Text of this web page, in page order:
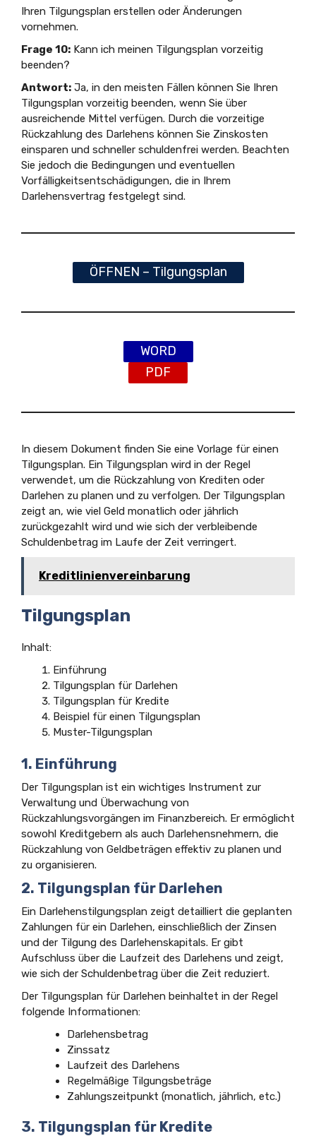
Ihren Tilgungsplan erstellen oder Änderungen
vornehmen.
Frage 10: Kann ich meinen Tilgungsplan vorzeitig
beenden?
Antwort: Ja, in den meisten Fällen können Sie Ihren
Tilgungsplan vorzeitig beenden, wenn Sie über
ausreichende Mittel verfügen. Durch die vorzeitige
Rückzahlung des Darlehens können Sie Zinskosten
einsparen und schneller schuldenfrei werden. Beachten
Sie jedoch die Bedingungen und eventuellen
Vorfälligkeitsentschädigungen, die in Ihrem
Darlehensvertrag festgelegt sind.
ÖFFNEN – Tilgungsplan
WORD
PDF
In diesem Dokument finden Sie eine Vorlage für einen
Tilgungsplan. Ein Tilgungsplan wird in der Regel
verwendet, um die Rückzahlung von Krediten oder
Darlehen zu planen und zu verfolgen. Der Tilgungsplan
zeigt an, wie viel Geld monatlich oder jährlich
zurückgezahlt wird und wie sich der verbleibende
Schuldenbetrag im Laufe der Zeit verringert.
Kreditlinienvereinbarung
Tilgungsplan
Inhalt:
Einführung
Tilgungsplan für Darlehen
Tilgungsplan für Kredite
Beispiel für einen Tilgungsplan
Muster-Tilgungsplan
1. Einführung
Der Tilgungsplan ist ein wichtiges Instrument zur
Verwaltung und Überwachung von
Rückzahlungsvorgängen im Finanzbereich. Er ermöglicht
sowohl Kreditgebern als auch Darlehensnehmern, die
Rückzahlung von Geldbeträgen effektiv zu planen und
zu organisieren.
2. Tilgungsplan für Darlehen
Ein Darlehenstilgungsplan zeigt detailliert die geplanten
Zahlungen für ein Darlehen, einschließlich der Zinsen
und der Tilgung des Darlehenskapitals. Er gibt
Aufschluss über die Laufzeit des Darlehens und zeigt,
wie sich der Schuldenbetrag über die Zeit reduziert.
Der Tilgungsplan für Darlehen beinhaltet in der Regel
folgende Informationen:
Darlehensbetrag
Zinssatz
Laufzeit des Darlehens
Regelmäßige Tilgungsbeträge
Zahlungszeitpunkt (monatlich, jährlich, etc.)
3. Tilgungsplan für Kredite